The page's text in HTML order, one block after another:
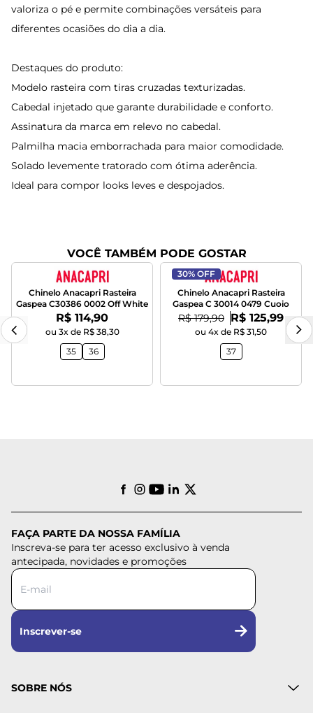
valoriza o pé e permite combinações versáteis para
diferentes ocasiões do dia a dia.
Destaques do produto:
Modelo rasteira com tiras cruzadas texturizadas.
Cabedal injetado que garante durabilidade e conforto.
Assinatura da marca em relevo no cabedal.
Palmilha macia emborrachada para maior comodidade.
Solado levemente tratorado com ótima aderência.
Ideal para compor looks leves e despojados.
VOCÊ TAMBÉM PODE GOSTAR
Chinelo Anacapri Rasteira
Gaspea C30386 0002 Off White
Por:
R$ 114,90
ou 3x de R$ 38,30
35
36
30% OFF
Chinelo Anacapri Rasteira
Gaspea C 30014 0479 Cuoio
De:
R$ 179,90 Por:
R$ 125,99
ou 4x de R$ 31,50
37
FAÇA PARTE DA NOSSA FAMÍLIA
Inscreva-se para ter acesso exclusivo à venda
antecipada, novidades e promoções
Inscrever-se
SOBRE NÓS